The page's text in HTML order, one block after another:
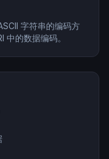
字符串的编码方
中的数据编码。